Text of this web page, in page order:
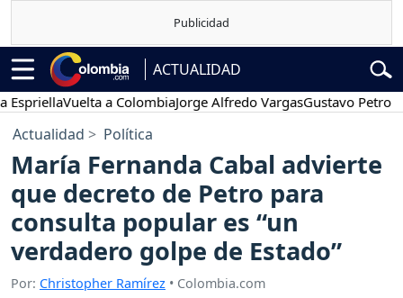
ACTUALIDAD
Vuelta a ColombiaJorge Alfredo VargasGustavo Petro
Actualidad Política
María Fernanda Cabal advierte
que decreto de Petro para
consulta popular es “un
verdadero golpe de Estado”
Por: Christopher Ramírez • Colombia.com